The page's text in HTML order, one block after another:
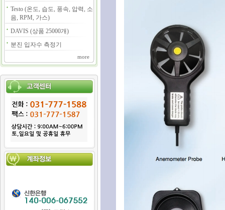
Testo (온도, 습도, 풍속, 압력, 소
음, RPM, 가스)
DAVIS (상품 25000개)
분진 입자수 측정기
more